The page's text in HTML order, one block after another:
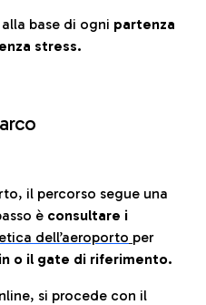
base di ogni partenza
stress.
il percorso segue una
è consultare i
dell’aeroporto per
o il gate di riferimento.
si procede con il